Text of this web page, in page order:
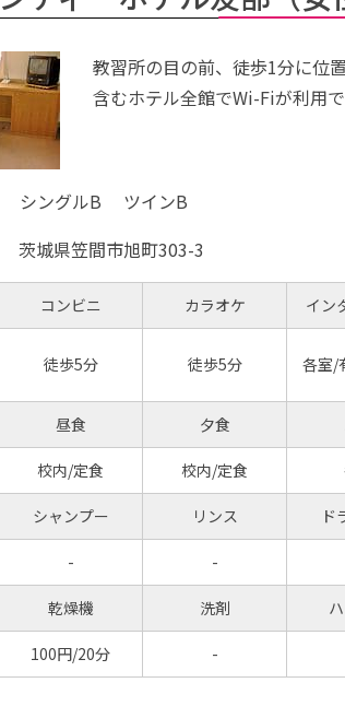
教習所の目の前、徒歩1分に位
含むホテル全館でWi-Fiが利用で
シングルB
ツインB
茨城県笠間市旭町303-3
コンビニ カラオケ イン
徒歩5分 徒歩5分 各室/
昼食 夕食
校内/定食 校内/定食
シャンプー リンス ド
- -
乾燥機 洗剤
100円/20分 -